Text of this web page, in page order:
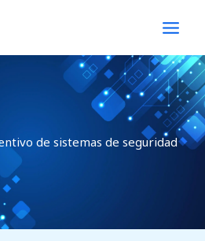
de sistemas de seguridad